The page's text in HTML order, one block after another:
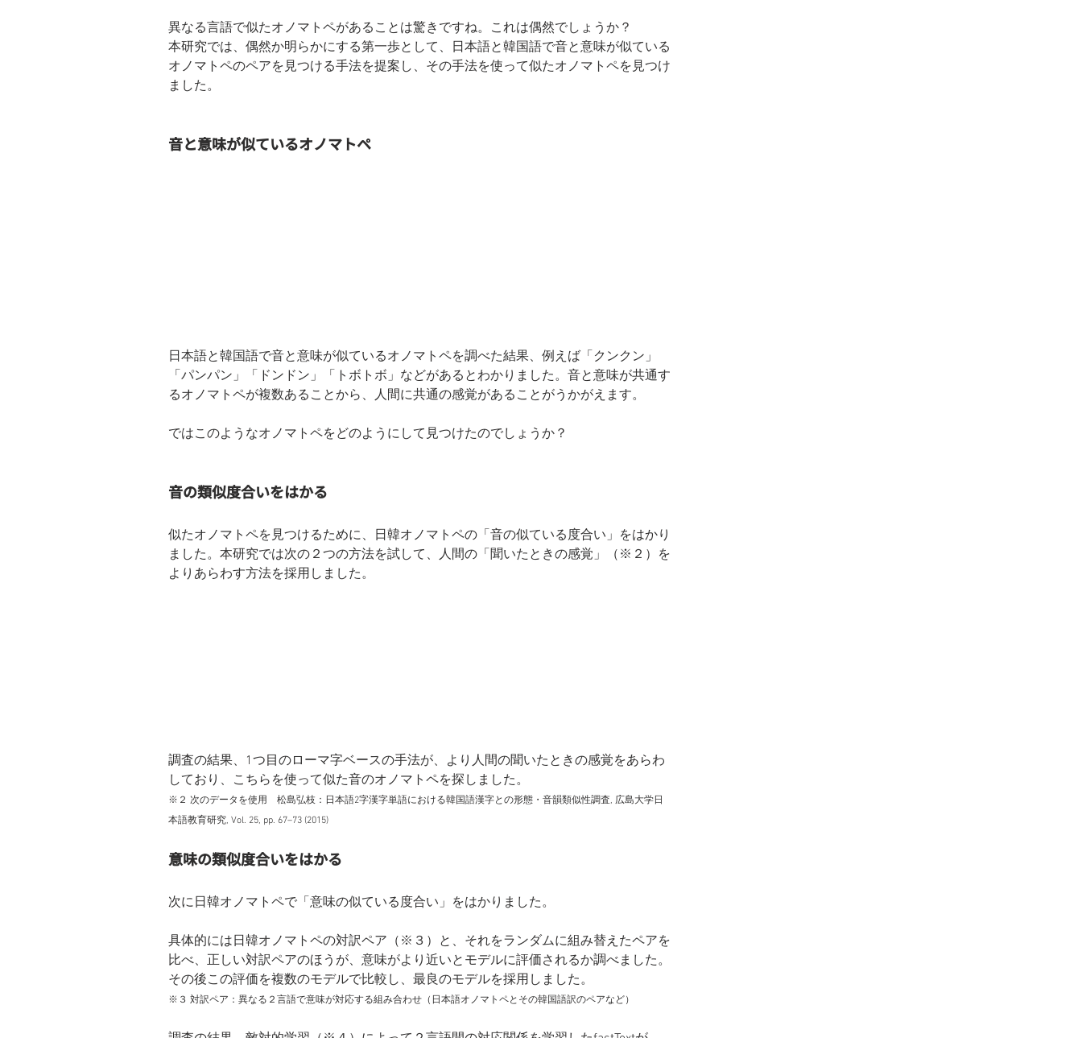
異なる言語で似たオノマトペがあることは驚きですね。これは偶然でしょうか？
本研究では、偶然か明らかにする第一歩として、日本語と韓国語で音と意味が似ている
オノマトペのペアを見つける手法を提案し、その手法を使って似たオノマトペを見つけ
ました。
音と意味が似ているオノマトペ
日本語と韓国語で音と意味が似ているオノマトペを調べた結果、例えば「クンクン」
「パンパン」「ドンドン」「トボトボ」などがあるとわかりました。音と意味が共通す
るオノマトペが複数あることから、人間に共通の感覚があることがうかがえます。
ではこのようなオノマトペをどのようにして見つけたのでしょうか？
音の類似度合いをはかる
似たオノマトペを見つけるために、日韓オノマトペの「音の似ている度合い」をはかり
ました。本研究では次の２つの方法を試して、人間の「聞いたときの感覚」（※２）を
よりあらわす方法を採用しました。
調査の結果、1つ目のローマ字ベースの手法が、より人間の聞いたときの感覚をあらわ
しており、こちらを使って似た音のオノマトペを探しました。
※２ 次のデータを使用　松島弘枝：日本語2字漢字単語における韓国語漢字との形態・音韻類似性調査, 広島大学日
本語教育研究, Vol. 25, pp. 67–73 (2015)
意味の類似度合いをはかる
次に日韓オノマトペで「意味の似ている度合い」をはかりました。
具体的には日韓オノマトペの対訳ペア（※３）と、それをランダムに組み替えたペアを
比べ、正しい対訳ペアのほうが、意味がより近いとモデルに評価されるか調べました。
その後この評価を複数のモデルで比較し、最良のモデルを採用しました。
※３ 対訳ペア：異なる２言語で意味が対応する組み合わせ（日本語オノマトペとその韓国語訳のペアなど）